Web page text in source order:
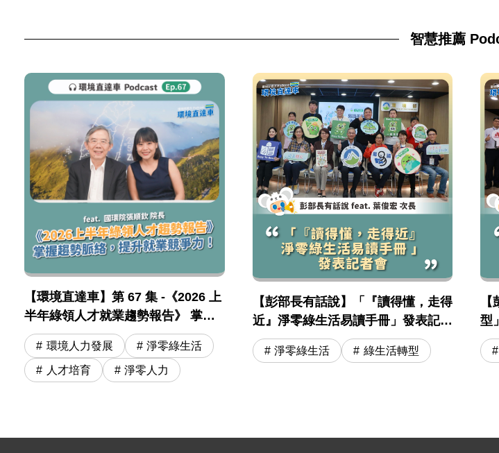
智慧推薦
圖片說明：【環境直達車】第 67 集 -《2026 上半年綠領人才就業趨勢報告》 掌握趨
【環境直達車】第 67 集 -《2026 上半年綠領人才就業趨勢報告》 掌握趨勢脈絡，提
【環境直達車】第 67 集 -《2026 上
半年綠領人才就業趨勢報告》 掌握
趨勢脈絡，提升就業競爭力！feat.
張順欽院長
環境人力發展 淨零綠生活
人才培育 淨零人力
【彭部長有話說】「『讀得懂，走得
近』淨零綠生活易讀手冊」發表記者
會 feat . 葉俊宏 次長
淨零綠生活 綠生活轉型
型